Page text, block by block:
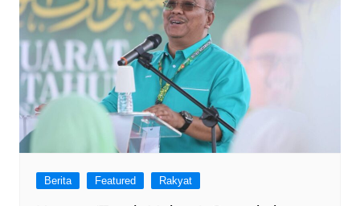
Berita Featured Rakyat